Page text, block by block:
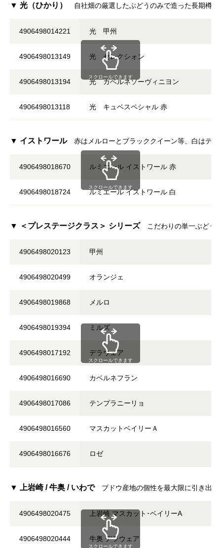
▼ 光（ひかり） 自社畑の厳選したぶどうのみで造った長期樽熟
4906498014221 光 甲州
4906498013149 光 セレクシォン
4906498013194 光 カベルネソーヴィニヨン
4906498013118 光 キュベスペシャル 赤
スクロールできます
▼ イストワール 赤はメルローとブラッククイーン等、白はデ
4906498018670 ルミエール イストワール 赤
4906498018724 ルミエール イストワール 白
スクロールできます
▼ ＜プレステージクラス＞ シリーズ こだわりの単一ぶどう
4906498020123 甲州
4906498020499 オランジェ
4906498019868 メルロ
4906498019394 ミルズ
4906498017192 デラウェア
4906498016690 カベルネフラン
4906498017086 テンプラニーリョ
4906498016560 マスカットベイリーＡ
4906498016676 ロゼ
スクロールできます
▼ 上岩崎 / 牛奥 / いわで ブドウ産地の個性を最大限に引き出
4906498020475 上岩崎 マスカット･ベイリーA
4906498020444 牛奥 デラウェア
スクロールできます